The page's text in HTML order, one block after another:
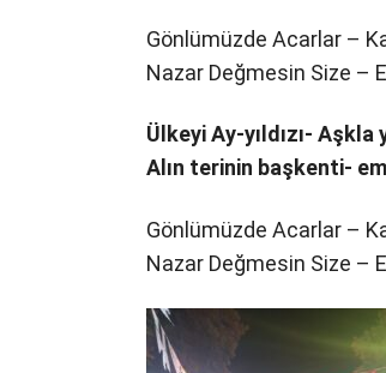
Gönlümüzde Acarlar –
Nazar Değmesin Size –
Ülkeyi Ay-yıldızı-
Alın terinin başkenti-
Gönlümüzde Acarlar –
Nazar Değmesin Size –